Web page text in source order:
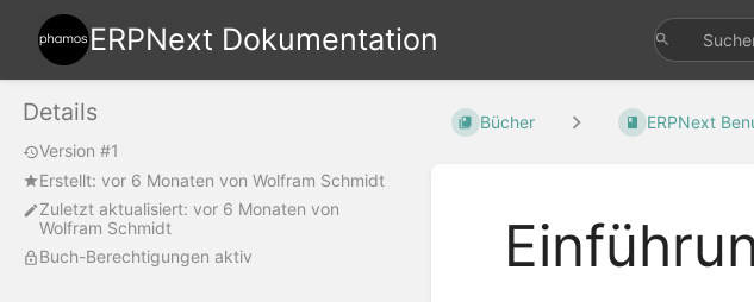
ERPNext Dokumentation
Details
Version #1
Erstellt: vor 6 Monaten von Wolfram Schmidt
Zuletzt aktualisiert: vor 6 Monaten von
Wolfram Schmidt
Buch-Berechtigungen aktiv
Bücher ERPNext